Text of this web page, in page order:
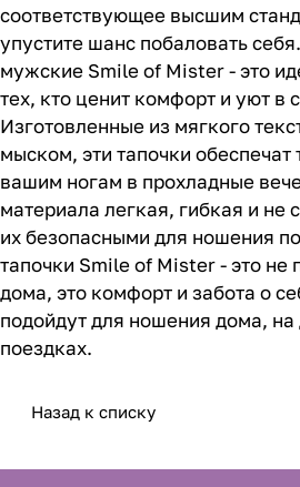
соответствующее высшим
упустите шанс побаловать
мужские Smile of Mister - это
тех, кто ценит комфорт и уют в
Изготовленные из мягкого
мыском, эти тапочки обеспечат
вашим ногам в прохладные
материала легкая, гибкая и не
их безопасными для ношения
тапочки Smile of Mister - это не
дома, это комфорт и забота о
подойдут для ношения дома, на
поездках.
Назад к списку